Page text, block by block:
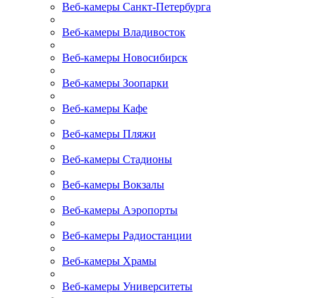
Веб-камеры Санкт-Петербурга
Веб-камеры Владивосток
Веб-камеры Новосибирск
Веб-камеры Зоопарки
Веб-камеры Кафе
Веб-камеры Пляжи
Веб-камеры Стадионы
Веб-камеры Вокзалы
Веб-камеры Аэропорты
Веб-камеры Радиостанции
Веб-камеры Храмы
Веб-камеры Университеты